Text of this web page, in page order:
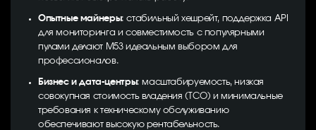
Опытные майнеры: стабильный хешрейт, поддержка API
для мониторинга и совместимость с популярными
пулами делают M53 идеальным выбором для
профессионалов.
Бизнес и дата-центры: масштабируемость, низкая
совокупная стоимость владения (TCO) и минимальные
требования к техническому обслуживанию
обеспечивают высокую рентабельность.